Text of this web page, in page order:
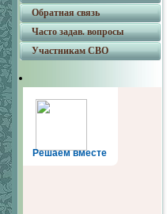
Обратная связь
Часто задав. вопросы
Участникам СВО
Решаем вместе